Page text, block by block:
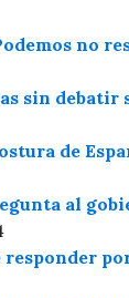
no
sin
de
al